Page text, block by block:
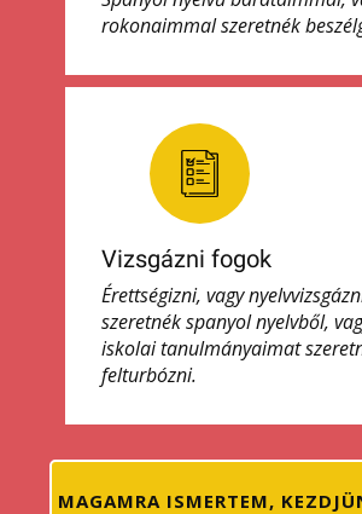
rokonaimmal szeretnék
Vizsgázni fogok
Érettségizni, vagy
szeretnék spanyol nyelvből,
iskolai tanulmányaimat
felturbózni.
MAGAMRA ISMERTEM,